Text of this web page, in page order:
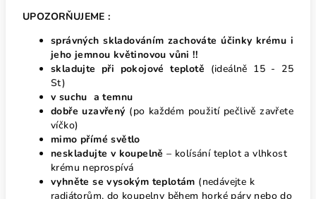
UPOZORŇUJEME :
správných skladováním zachováte účinky krému i
jeho jemnou květinovou vůni !!
skladujte při pokojové teplotě (ideálně 15 - 25
St)
v suchu a temnu
dobře uzavřený (po každém použití pečlivě zavřete
víčko)
mimo přímé světlo
neskladujte v koupelně – kolísání teplot a vlhkost
krému neprospívá
vyhněte se vysokým teplotám (nedávejte k
radiátorům, do koupelny během horké páry nebo do